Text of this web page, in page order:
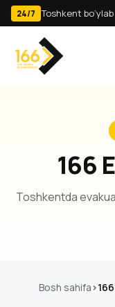
24/7
166
Toshkentda
Bosh sahifa